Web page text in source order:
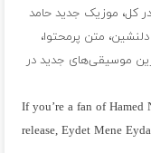
کل، موزیک جدید حامد
متن پرمحتوا،
موسیقی‌های جدید در
If you’re a fan of Hamed
release, Eydet Mene